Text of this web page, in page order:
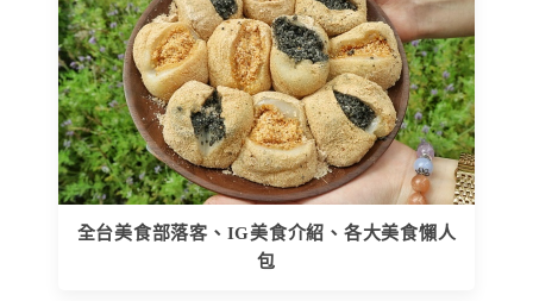
全台美食部落客、IG美食介紹、各大美食懶人
包